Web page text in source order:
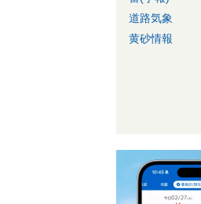
道路気象
黄砂情報